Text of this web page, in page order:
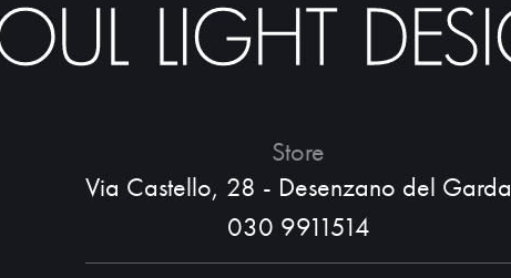
Store
Via Castello, 28 - Desenzano del Garda
030 9911514